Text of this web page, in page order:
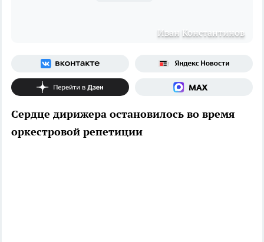
Иван Константинов
Сердце дирижера остановилось во время
оркестровой репетиции